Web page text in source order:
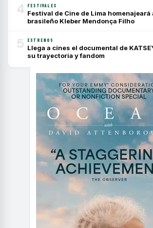
4 FESTIVALES
Festival de Cine de Lima
brasileño Kleber Mendonça Filho
5 ESTRENOS
Llega a cines el documental de
su trayectoria y fandom